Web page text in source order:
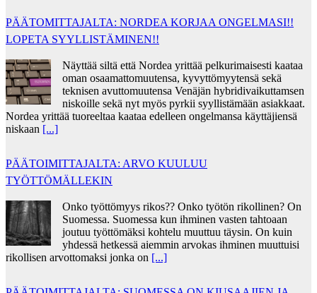
PÄÄTOMITTAJALTA: NORDEA KORJAA ONGELMASI!!
LOPETA SYYLLISTÄMINEN!!
Näyttää siltä että Nordea yrittää pelkurimaisesti kaataa
oman osaamattomuutensa, kyvyttömyytensä sekä
teknisen avuttomuutensa Venäjän hybridivaikuttamsen
niskoille sekä nyt myös pyrkii syyllistämään asiakkaat.
Nordea yrittää tuoreeltaa kaataa edelleen ongelmansa käyttäjiensä
niskaan [...]
PÄÄTOIMITTAJALTA: ARVO KUULUU
TYÖTTÖMÄLLEKIN
Onko työttömyys rikos?? Onko työtön rikollinen? On
Suomessa. Suomessa kun ihminen vasten tahtoaan
joutuu työttömäksi kohtelu muuttuu täysin. On kuin
yhdessä hetkessä aiemmin arvokas ihminen muuttuisi
rikollisen arvottomaksi jonka on [...]